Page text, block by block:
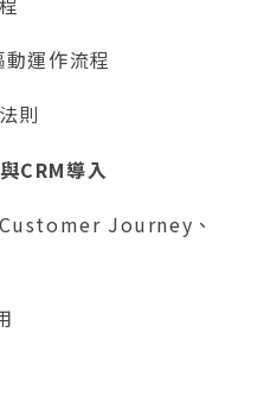
運作流程
則
CRM導入
Journey、